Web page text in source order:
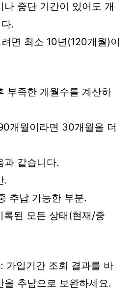
나 중단 기간이 있어도 개
.
면 최소 10년(120개월)이
부족한 개월수를 계산하
개월이라면 30개월을 더
과 같습니다.
.
추납 가능한 부분.
된 모든 상태(현재/중
: 가입기간 조회 결과를 바
을 추납으로 보완하세요.